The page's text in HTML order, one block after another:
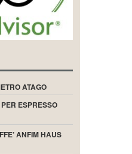
ATAGO
ESPRESSO
ANFIM HAUS